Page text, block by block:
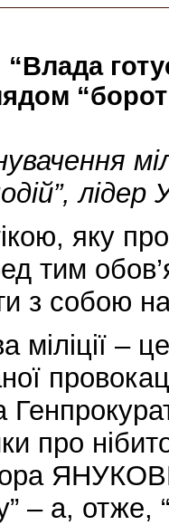
яку
тим
з собою
міліції –
про
– а, отже,